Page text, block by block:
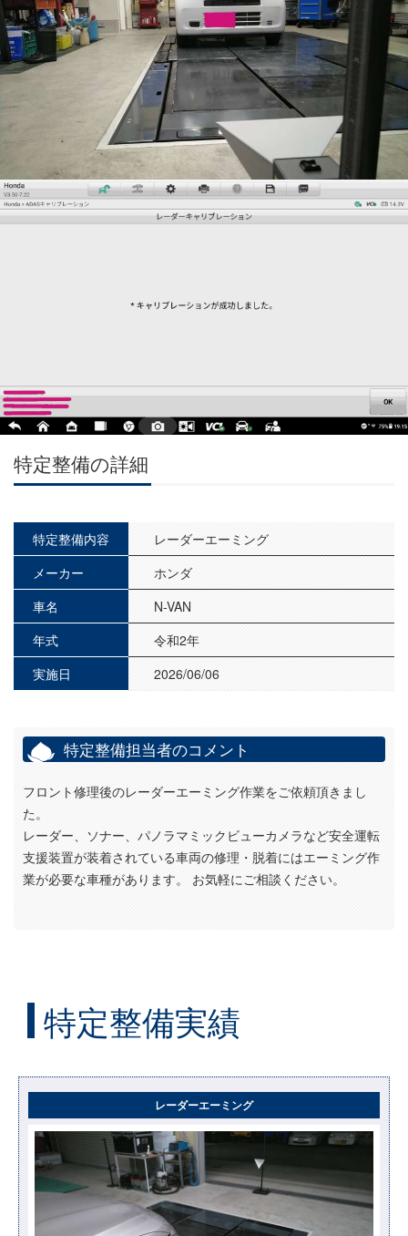
特定整備の詳細
特定整備内容
レーダーエーミング
メーカー
ホンダ
車名
N-VAN
年式
令和2年
実施日
2026/06/06
特定整備担当者のコメント
フロント修理後のレーダーエーミング作業をご依頼頂きまし
た。
レーダー、ソナー、パノラマミックビューカメラなど安全運転
支援装置が装着されている車両の修理・脱着にはエーミング作
業が必要な車種があります。 お気軽にご相談ください。
特定整備実績
レーダーエーミング